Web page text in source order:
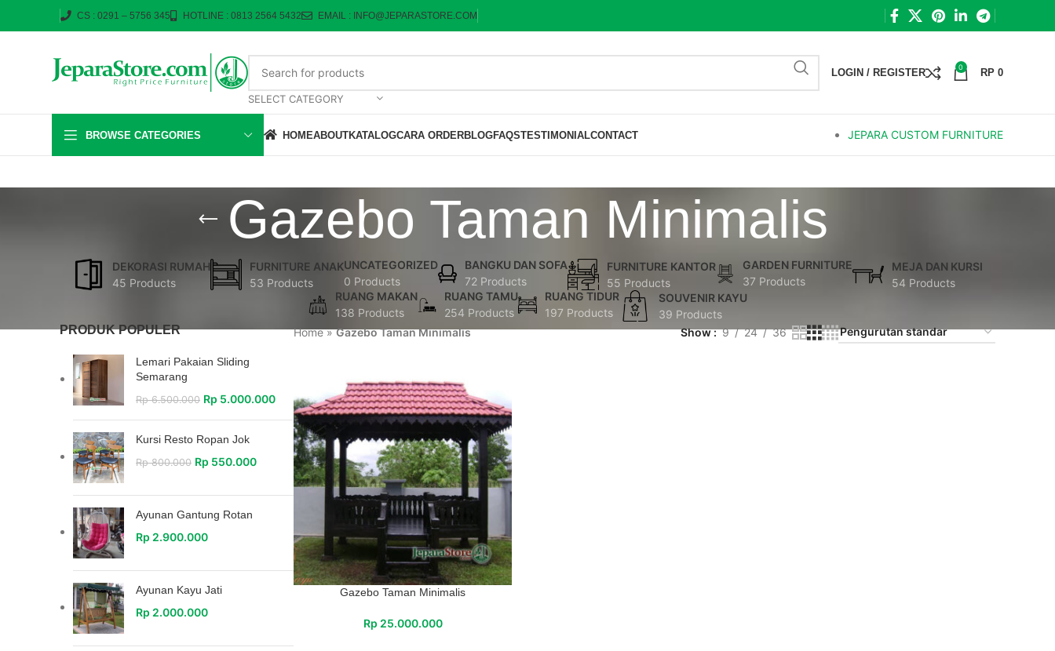
CS : 0291 – 5756 345 HOTLINE : 0813 2564 5432 EMAIL : INFO@JEPARASTORE.COM
SELECT CATEGORY
LOGIN / REGISTER 0 RP 0
BROWSE CATEGORIES HOMEABOUTKATALOGCARA ORDERBLOGFAQSTESTIMONIALCONTACT JEPARA CUSTOM FURNITURE
Gazebo Taman Minimalis
DEKORASI RUMAH
45 Products
FURNITURE ANAK
53 Products
UNCATEGORIZED
0 Products
BANGKU DAN SOFA
72 Products
FURNITURE KANTOR
55 Products
GARDEN FURNITURE
37 Products
MEJA DAN KURSI
54 Products
RUANG MAKAN
138 Products
RUANG TAMU
254 Products
RUANG TIDUR
197 Products
SOUVENIR KAYU
39 Products
PRODUK POPULER
Lemari Pakaian Sliding
Semarang
Rp6.500.000 Rp 5.000.000
Kursi Resto Ropan Jok
Rp800.000 Rp 550.000
Ayunan Gantung Rotan
Rp 2.900.000
Ayunan Kayu Jati
Rp 2.000.000
Home»Gazebo Taman Minimalis Show 9 24 36
Gazebo Taman Minimalis
Rp 25.000.000